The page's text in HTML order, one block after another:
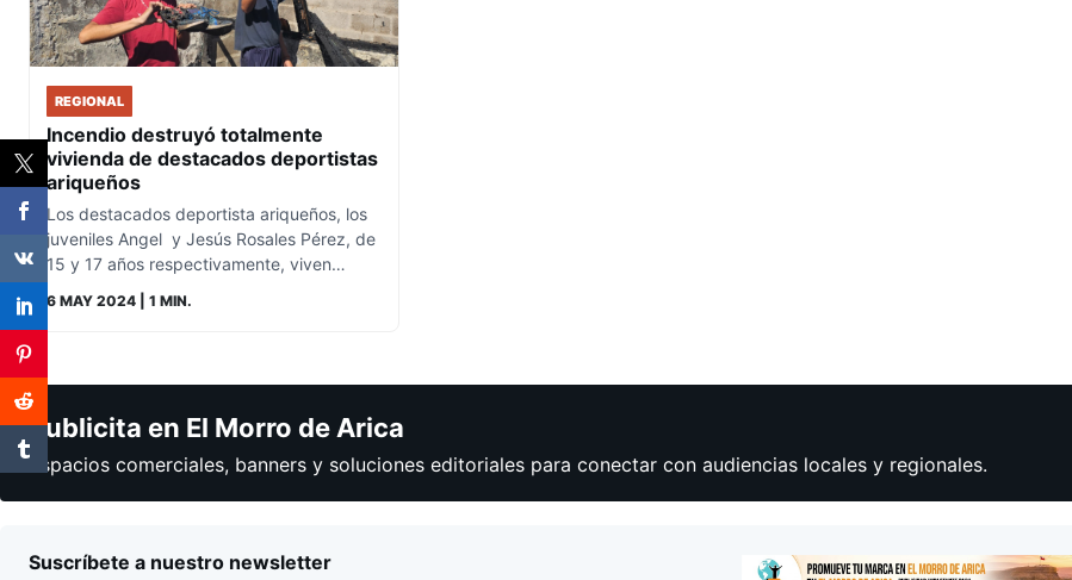
REGIONAL
Incendio destruyó totalmente
vivienda de destacados deportistas
ariqueños
Los destacados deportista ariqueños, los
juveniles Angel y Jesús Rosales Pérez, de
15 y 17 años respectivamente, viven…
6 MAY 2024 | 1 MIN.
Publicita en El Morro de Arica
Espacios comerciales, banners y soluciones editoriales para conectar con audiencias locales y regionales.
Suscríbete a nuestro newsletter